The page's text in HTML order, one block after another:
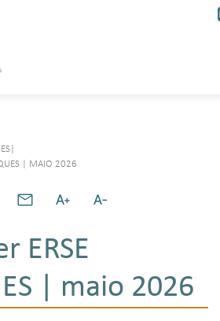
| MAIO 2026
ERSE
| maio 2026